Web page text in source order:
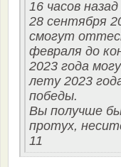
16 часов назад
28 сентября
смогут
февраля до
2023 года
лету 2023
победы.
Вы получше
протух,
11